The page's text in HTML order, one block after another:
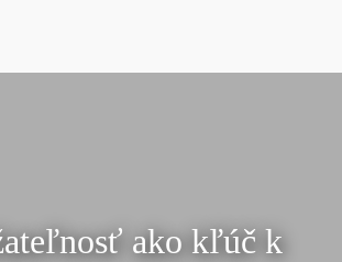
ako kľúč k